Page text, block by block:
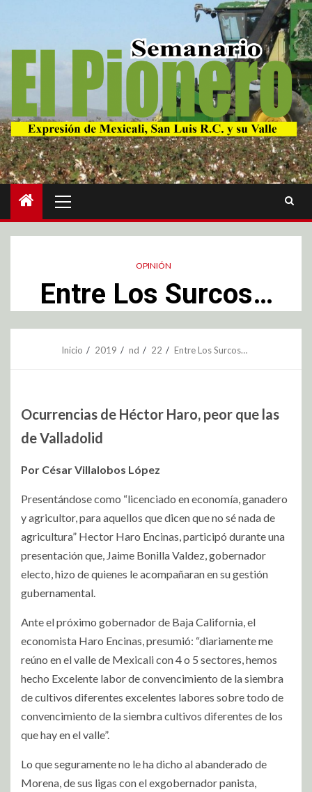
OPINIÓN
Entre Los Surcos…
Inicio 2019 nd 22 Entre Los Surcos…
Ocurrencias de Héctor Haro, peor que las
de Valladolid
Por César Villalobos López
Presentándose como “licenciado en economía, ganadero
y agricultor, para aquellos que dicen que no sé nada de
agricultura” Hector Haro Encinas, participó durante una
presentación que, Jaime Bonilla Valdez, gobernador
electo, hizo de quienes le acompañaran en su gestión
gubernamental.
Ante el próximo gobernador de Baja California, el
economista Haro Encinas, presumió: “diariamente me
reúno en el valle de Mexicali con 4 o 5 sectores, hemos
hecho Excelente labor de convencimiento de la siembra
de cultivos diferentes excelentes labores sobre todo de
convencimiento de la siembra cultivos diferentes de los
que hay en el valle”.
Lo que seguramente no le ha dicho al abanderado de
Morena, de sus ligas con el exgobernador panista,